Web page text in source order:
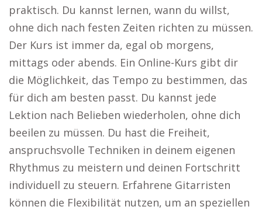
praktisch. Du kannst lernen, wann du willst,
ohne dich nach festen Zeiten richten zu müssen.
Der Kurs ist immer da, egal ob morgens,
mittags oder abends. Ein Online-Kurs gibt dir
die Möglichkeit, das Tempo zu bestimmen, das
für dich am besten passt. Du kannst jede
Lektion nach Belieben wiederholen, ohne dich
beeilen zu müssen. Du hast die Freiheit,
anspruchsvolle Techniken in deinem eigenen
Rhythmus zu meistern und deinen Fortschritt
individuell zu steuern. Erfahrene Gitarristen
können die Flexibilität nutzen, um an speziellen